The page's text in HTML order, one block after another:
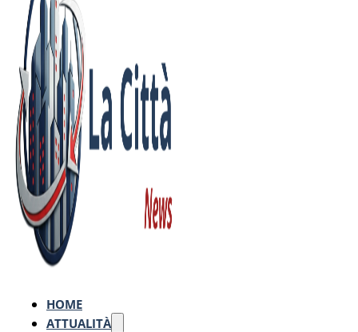
HOME
ATTUALITÀ